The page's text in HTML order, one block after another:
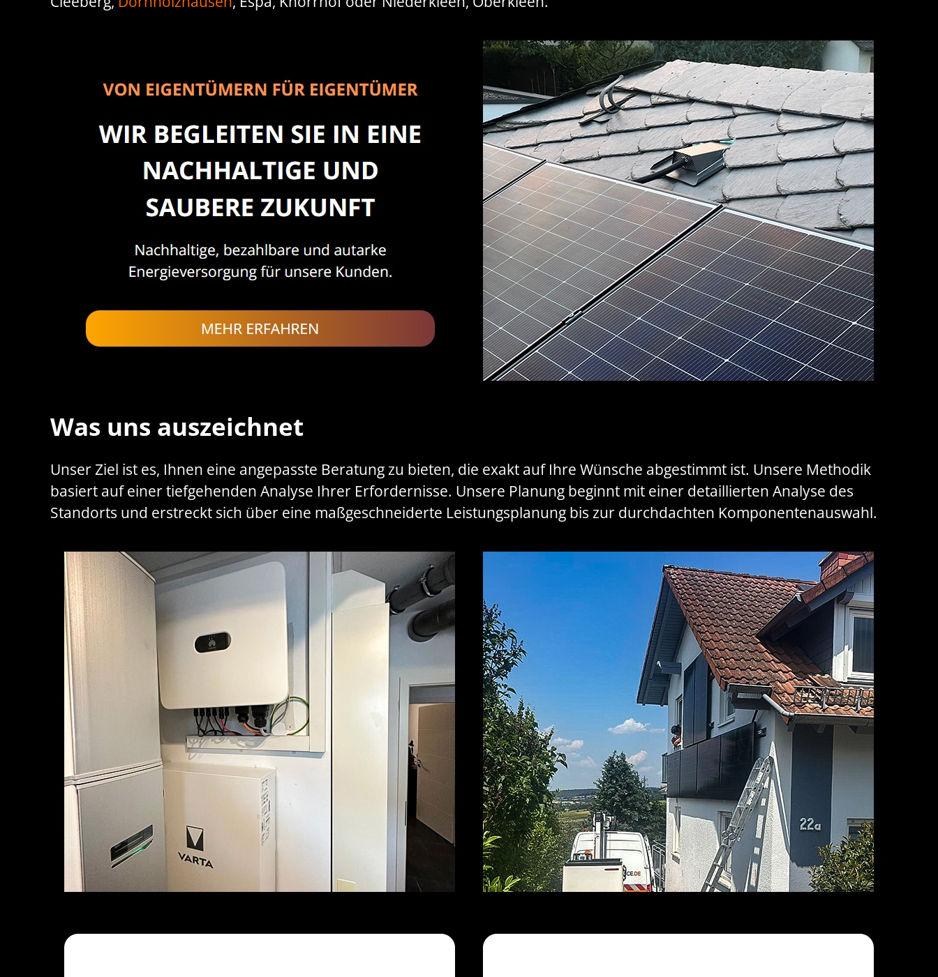
Was uns auszeichnet
Unser Ziel ist es, Ihnen eine angepasste Beratung zu bieten, die exakt auf Ihre Wünsche abgestimmt ist. Unsere Methodik
basiert auf einer tiefgehenden Analyse Ihrer Erfordernisse. Unsere Planung beginnt mit einer detaillierten Analyse des
Standorts und erstreckt sich über eine maßgeschneiderte Leistungsplanung bis zur durchdachten Komponentenauswahl.